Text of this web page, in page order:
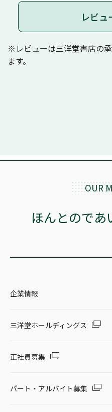
レビュ
※レビューは三洋堂書店の
ます。
OUR
ほんとのであ
企業情報
三洋堂ホールディングス
正社員募集
パート・アルバイト募集